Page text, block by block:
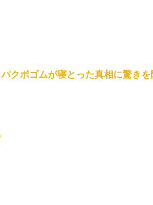
クボゴムが寝とった真相に驚き